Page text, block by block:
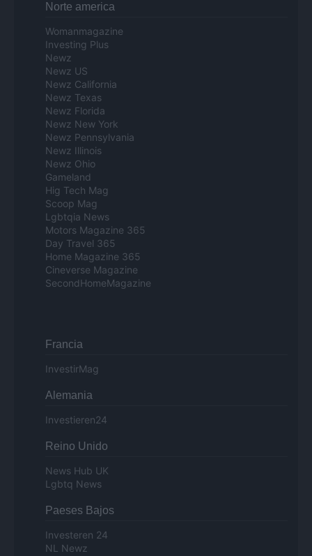
Norte america
Womanmagazine
Investing Plus
Newz
Newz US
Newz California
Newz Texas
Newz Florida
Newz New York
Newz Pennsylvania
Newz Illinois
Newz Ohio
Gameland
Hig Tech Mag
Scoop Mag
Lgbtqia News
Motors Magazine 365
Day Travel 365
Home Magazine 365
Cineverse Magazine
SecondHomeMagazine
Francia
InvestirMag
Alemania
Investieren24
Reino Unido
News Hub UK
Lgbtq News
Paeses Bajos
Investeren 24
NL Newz